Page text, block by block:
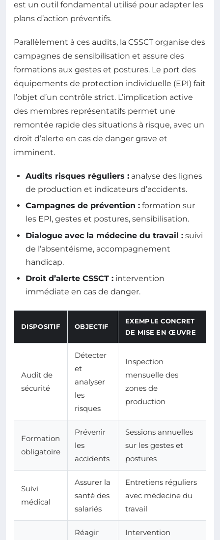
est un outil fondamental utilisé pour adapter les
plans d’action préventifs.
Parallèlement à ces audits, la CSSCT organise des
campagnes de sensibilisation et assure des
formations aux gestes et postures. Le port des
équipements de protection individuelle (EPI) fait
l’objet d’un contrôle strict. L’implication active
des membres représentatifs permet une
remontée rapide des situations à risque, avec un
droit d’alerte en cas de danger grave et
imminent.
Audits risques réguliers : analyse des lignes
de production et indicateurs d’accidents.
Campagnes de prévention : formation sur
les EPI, gestes et postures, sensibilisation.
Dialogue avec la médecine du travail : suivi
de l’absentéisme, accompagnement
handicap.
Droit d’alerte CSSCT : intervention
immédiate en cas de danger.
DISPOSITIF OBJECTIF
EXEMPLE CONCRET
DE MISE EN ŒUVRE
Audit de
sécurité
Détecter
et
analyser
les
risques
Inspection
mensuelle des
zones de
production
Formation
obligatoire
Prévenir
les
accidents
Sessions annuelles
sur les gestes et
postures
Suivi
médical
Assurer la
santé des
salariés
Entretiens réguliers
avec médecine du
travail
Réagir
Intervention